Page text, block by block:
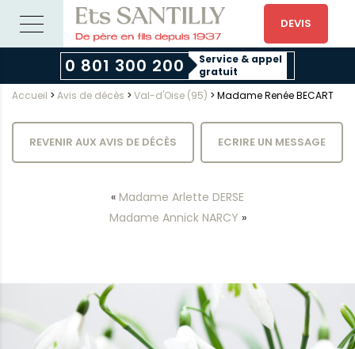
DEVIS
0 801 300 200
Service & appel
gratuit
Accueil > Avis de décès > Val-d'Oise (95) > Madame Renée BECART
REVENIR AUX AVIS DE DÉCÈS ECRIRE UN MESSAGE
« Madame Arlette DERSE
Madame Annick NARCY »